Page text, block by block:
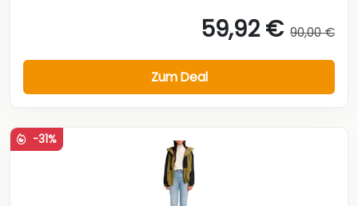
59,92 € 90,00 €
Zum Deal
-31%